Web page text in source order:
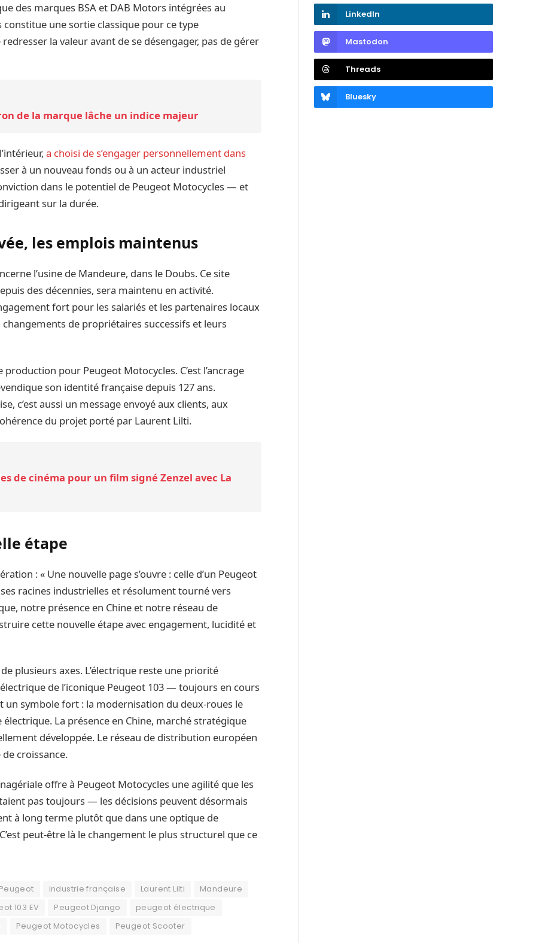
des marques BSA et DAB Motors intégrées au
une sortie classique pour ce type
la valeur avant de se désengager, pas de gérer
de la marque lâche un indice majeur
a choisi de s’engager personnellement dans
à un nouveau fonds ou à un acteur industriel
dans le potentiel de Peugeot Motocycles — et
sur la durée.
les emplois maintenus
l’usine de Mandeure, dans le Doubs. Ce site
des décennies, sera maintenu en activité.
fort pour les salariés et les partenaires locaux
de propriétaires successifs et leurs
pour Peugeot Motocycles. C’est l’ancrage
son identité française depuis 127 ans.
c’est aussi un message envoyé aux clients, aux
du projet porté par Laurent Lilti.
de cinéma pour un film signé Zenzel avec La
étape
: « Une nouvelle page s’ouvre : celle d’un Peugeot
racines industrielles et résolument tourné vers
notre présence en Chine et notre réseau de
cette nouvelle étape avec engagement, lucidité et
plusieurs axes. L’électrique reste une priorité
de l’iconique Peugeot 103 — toujours en cours
un symbole fort : la modernisation du deux-roues le
La présence en Chine, marché stratégique
développée. Le réseau de distribution européen
croissance.
offre à Peugeot Motocycles une agilité que les
pas toujours — les décisions peuvent désormais
à long terme plutôt que dans une optique de
peut-être là le changement le plus structurel que ce
industrie française Laurent Lilti
Mandeure
103 EV Peugeot Django
peugeot électrique
Peugeot Motocycles
Peugeot Scooter
LinkedIn
Mastodon
Threads
Bluesky